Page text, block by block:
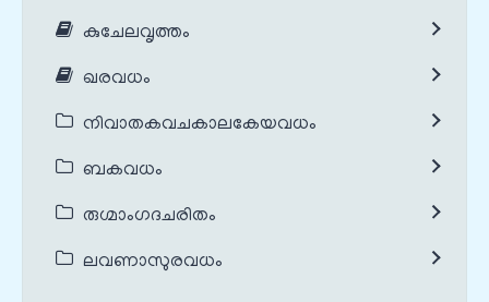
കുചേലവൃത്തം
ഖരവധം
നിവാതകവചകാലകേയവധം
ബകവധം
രുഗ്മാംഗദചരിതം
ലവണാസുരവധം